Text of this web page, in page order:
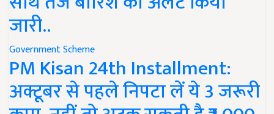
जारी..
Government Scheme
PM Kisan 24th Installment:
अक्टूबर से पहले निपटा लें ये 3 जरूरी